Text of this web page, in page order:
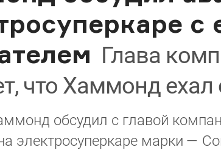
с
Глава
что Хаммонд
обсудил с главой
электросуперкаре марки —